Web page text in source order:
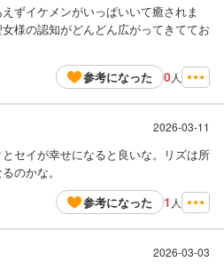
ずイケメンがいっぱいいて癒されま
様の認知がどんどん広がってきててお
参考になった 0人
2026-03-11
セイが幸せになると良いな。リズは所
のかな。
参考になった 1 人
2026-03-03